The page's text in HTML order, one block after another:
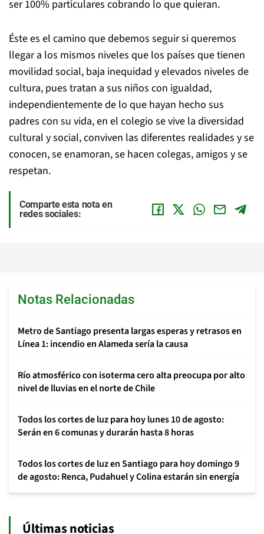
ser 100% particulares cobrando lo que quieran.
Éste es el camino que debemos seguir si queremos
llegar a los mismos niveles que los países que tienen
movilidad social, baja inequidad y elevados niveles de
cultura, pues tratan a sus niños con igualdad,
independientemente de lo que hayan hecho sus
padres con su vida, en el colegio se vive la diversidad
cultural y social, conviven las diferentes realidades y se
conocen, se enamoran, se hacen colegas, amigos y se
respetan.
Comparte esta nota en
redes sociales:
Notas Relacionadas
Metro de Santiago presenta largas esperas y retrasos en
Línea 1: incendio en Alameda sería la causa
Río atmosférico con isoterma cero alta preocupa por alto
nivel de lluvias en el norte de Chile
Todos los cortes de luz para hoy lunes 10 de agosto:
Serán en 6 comunas y durarán hasta 8 horas
Todos los cortes de luz en Santiago para hoy domingo 9
de agosto: Renca, Pudahuel y Colina estarán sin energía
Últimas noticias